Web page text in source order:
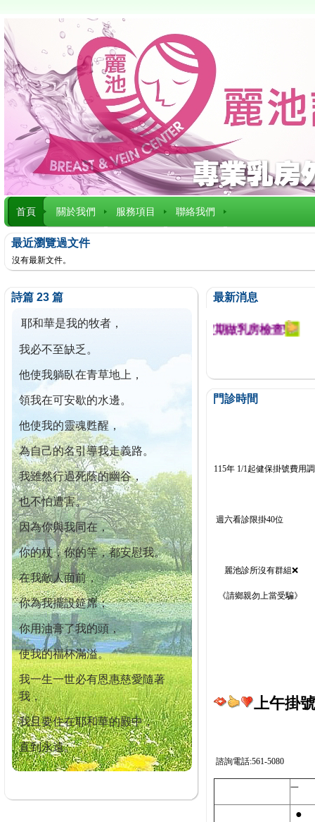
首頁 關於我們 服務項目 聯絡我們
最近瀏覽過文件
沒有最新文件。
詩篇 23 篇
耶和華是我的牧者，
我必不至缺乏。
他使我躺臥在青草地上，
領我在可安歇的水邊。
他使我的靈魂甦醒，
為自己的名引導我走義路。
我雖然行過死蔭的幽谷，
也不怕遭害。
因為你與我同在，
你的杖，你的竿，都安慰我。
在我敵人面前，
你為我擺設筵席；
你用油膏了我的頭，
使我的福杯滿溢。
我一生一世必有恩惠慈愛隨著
我，
我且要住在耶和華的殿中，
直到永遠。
最新消息
今已篩檢出1700位乳癌患者,提醒您定期做乳房檢查!
門診時間
115年 1/1起健保掛號費用
週六看診限掛40位
麗池診所沒有群組❌
《請鄉親勿上當受騙》
上午掛
諮詢電話:561-5080
一
●